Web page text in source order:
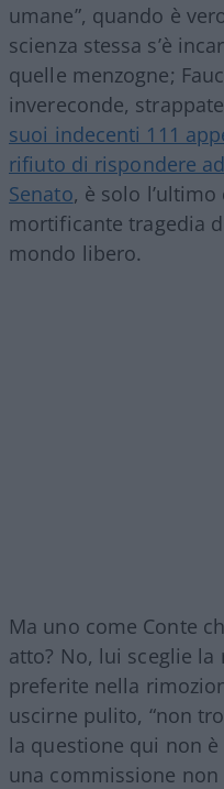
umane”, quando è
scienza stessa s’è
quelle menzogne;
invereconde,
suoi indecenti 111
rifiuto di rispondere
Senato, è solo
mortificante tragedia
mondo libero.
Ma uno come Conte
atto? No, lui sceglie la
preferite nella
uscirne pulito, “non
la questione qui non
una commissione